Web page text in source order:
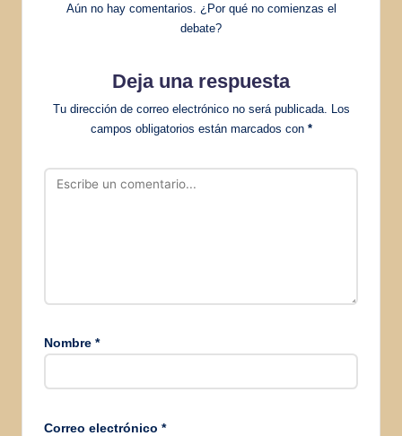
Aún no hay comentarios. ¿Por qué no comienzas el
debate?
Deja una respuesta
Tu dirección de correo electrónico no será publicada. Los
campos obligatorios están marcados con *
Nombre *
Correo electrónico *